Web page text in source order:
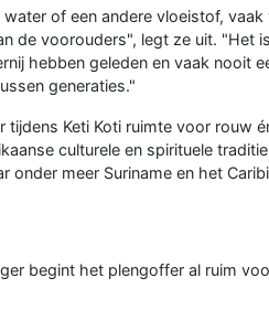
of een andere vloeistof,
de voorouders", legt ze uit. "Het
hebben geleden en vaak nooit
generaties."
Keti Koti ruimte voor rouw
culturele en spirituele
onder meer Suriname en het
begint het plengoffer al ruim